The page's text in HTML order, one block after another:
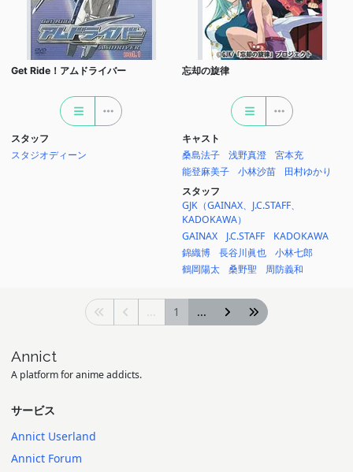
Get Ride！アムドライバー
スタッフ
スタジオディーン
忘却の旋律
キャスト
桑島法子
浅野真澄
宮本充
能登麻美子
小林沙苗
田村ゆかり
スタッフ
GJK（GAINAX、J.C.STAFF、
KADOKAWA）
GAINAX
J.C.STAFF
KADOKAWA
錦織博
長谷川眞也
小林七郎
鶴岡陽太
桑野聖 周防義和
... 1 ...
Annict
A platform for anime addicts.
サービス
Annict Userland
Annict Forum